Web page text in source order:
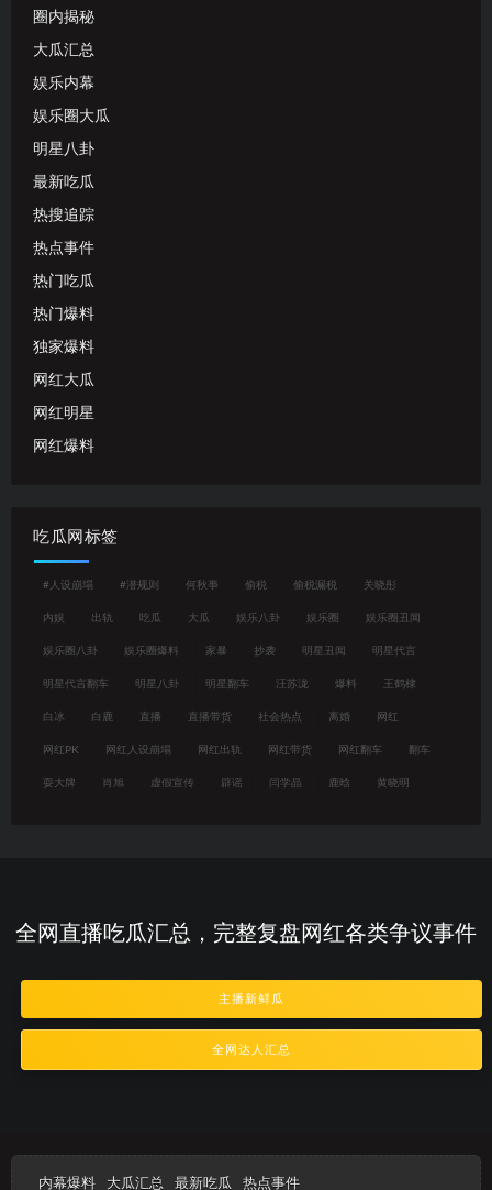
圈内揭秘
大瓜汇总
娱乐内幕
娱乐圈大瓜
明星八卦
最新吃瓜
热搜追踪
热点事件
热门吃瓜
热门爆料
独家爆料
网红大瓜
网红明星
网红爆料
吃瓜网标签
#人设崩塌 #潜规则 何秋亊 偷税 偷税漏税 关晓彤
内娱 出轨 吃瓜 大瓜 娱乐八卦 娱乐圈 娱乐圈丑闻
娱乐圈八卦 娱乐圈爆料 家暴 抄袭 明星丑闻 明星代言
明星代言翻车 明星八卦 明星翻车 汪苏泷 爆料 王鹤棣
白冰 白鹿 直播 直播带货 社会热点 离婚 网红
网红PK 网红人设崩塌 网红出轨 网红带货 网红翻车 翻车
耍大牌 肖旭 虚假宣传 辟谣 闫学晶 鹿晗 黄晓明
全网直播吃瓜汇总，完整复盘网红各类争议事件
主播新鲜瓜
全网达人汇总
内幕爆料 大瓜汇总 最新吃瓜 热点事件